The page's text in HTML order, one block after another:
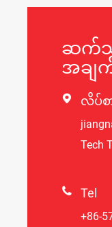
ဆက်
အခ
 လိပ်စ
Tech
 Tel
+86-